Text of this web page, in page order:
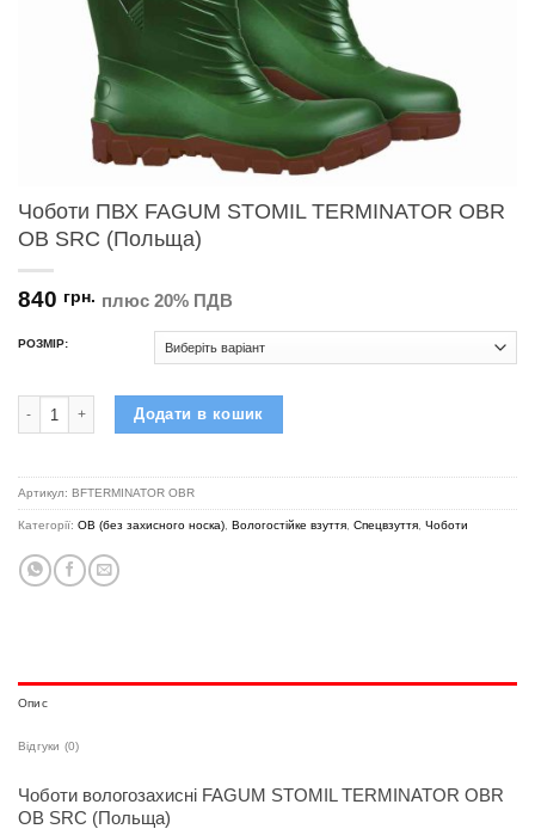
Чоботи ПВХ FAGUM STOMIL TERMINATOR OBR
OB SRC (Польща)
840 грн. плюс 20% ПДВ
РОЗМІР:
Чоботи ПВХ FAGUM STOMIL TERMINATOR OBR OB SRC (Польща)
Додати в кошик
Артикул: BFTERMINATOR OBR
Категорії: OB (без захисного носка), Вологостійке взуття, Спецвзуття, Чоботи
Опис
Відгуки (0)
Чоботи вологозахисні FAGUM STOMIL TERMINATOR OBR
OB SRC (Польща)